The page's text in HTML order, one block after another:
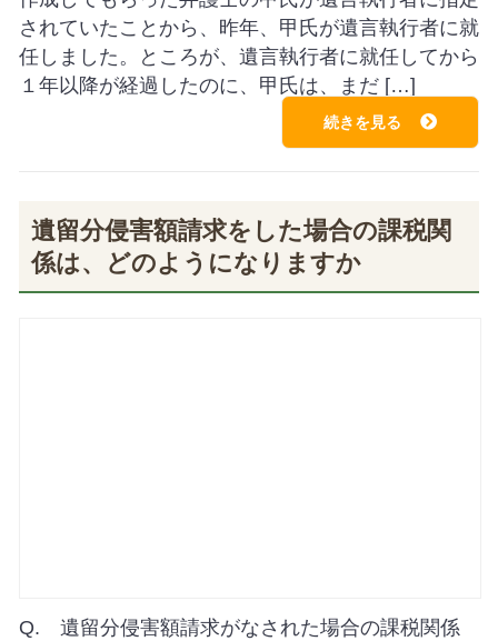
されていたことから、昨年、甲氏が遺言執行者に就
任しました。ところが、遺言執行者に就任してから
１年以降が経過したのに、甲氏は、まだ […]
続きを見る
遺留分侵害額請求をした場合の課税関
係は、どのようになりますか
Q. 遺留分侵害額請求がなされた場合の課税関係